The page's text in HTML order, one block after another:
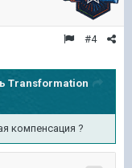
#4
Transformation
компенсация ?